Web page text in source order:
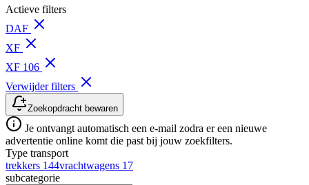
Actieve filters
DAF
XF
XF 106
Verwijder filters
Zoekopdracht bewaren
Je ontvangt automatisch een e-mail zodra er een nieuwe
advertentie online komt die past bij jouw zoekfilters.
Type transport
trekkers 144vrachtwagens 17
subcategorie